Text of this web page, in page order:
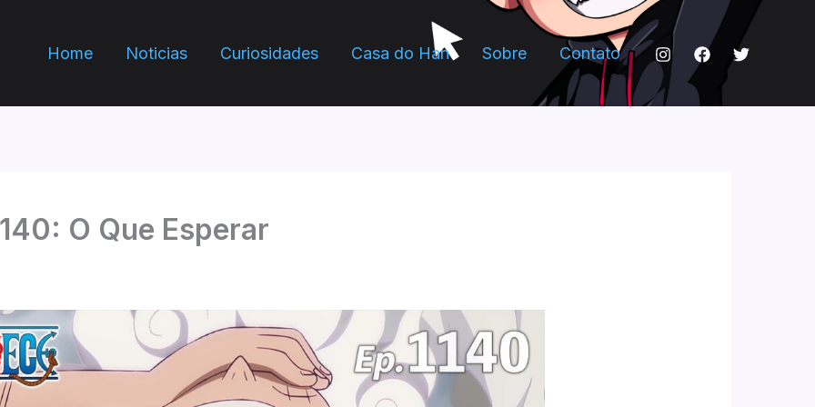
Home Noticias Curiosidades Casa do Han Sobre Contato
O Que Esperar